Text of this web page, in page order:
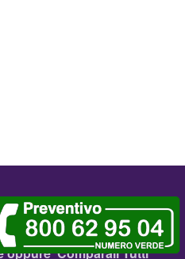
I DENTISTI
oppureComparali Tutti